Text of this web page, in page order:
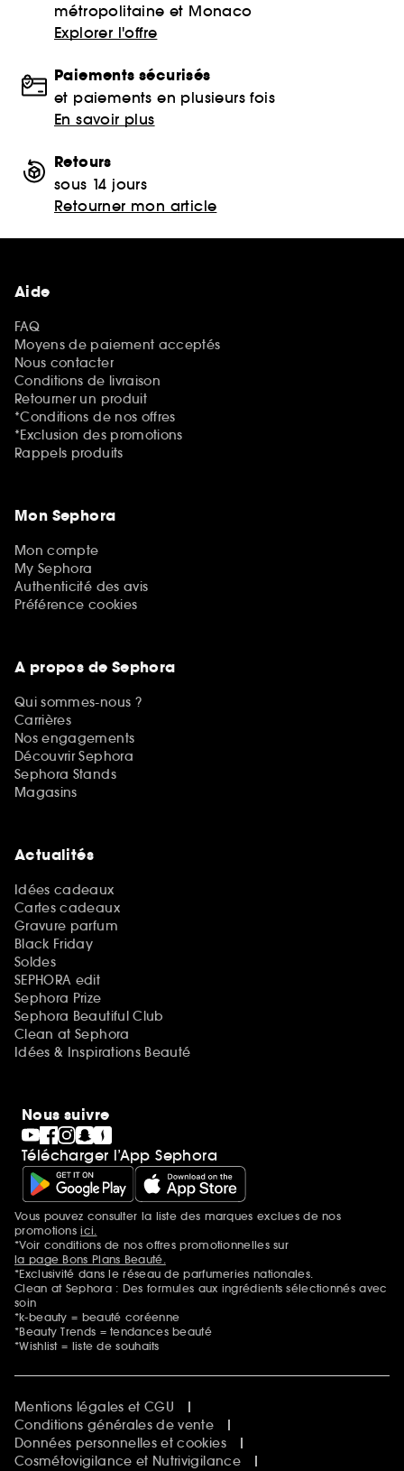
métropolitaine et Monaco
Explorer l'offre
Paiements sécurisés
et paiements en plusieurs fois
En savoir plus
Retours
sous 14 jours
Retourner mon article
Aide
FAQ
Moyens de paiement acceptés
Nous contacter
Conditions de livraison
Retourner un produit
*Conditions de nos offres
*Exclusion des promotions
Rappels produits
Mon Sephora
Mon compte
My Sephora
Authenticité des avis
Préférence cookies
A propos de Sephora
Qui sommes-nous ?
Carrières
Nos engagements
Découvrir Sephora
Sephora Stands
Magasins
Actualités
Idées cadeaux
Cartes cadeaux
Gravure parfum
Black Friday
Soldes
SEPHORA edit
Sephora Prize
Sephora Beautiful Club
Clean at Sephora
Idées & Inspirations Beauté
Nous suivre
Télécharger l’App Sephora
Mentions additionnelles
Vous pouvez consulter la liste des marques exclues de nos
promotionsici.
*Voir conditions de nos offres promotionnelles sur
la page Bons Plans Beauté.
*Exclusivité dans le réseau de parfumeries nationales.
Clean at Sephora : Des formules aux ingrédients sélectionnés avec
soin
*k-beauty = beauté coréenne
*Beauty Trends = tendances beauté
*Wishlist = liste de souhaits
Mentions légales et CGU
Conditions générales de vente
Données personnelles et cookies
Cosmétovigilance et Nutrivigilance